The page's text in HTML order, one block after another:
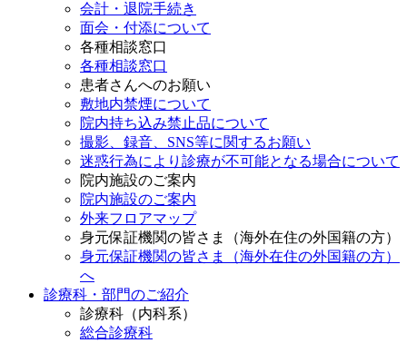
会計・退院手続き
面会・付添について
各種相談窓口
各種相談窓口
患者さんへのお願い
敷地内禁煙について
院内持ち込み禁止品について
撮影、録音、SNS等に関するお願い
迷惑行為により診療が不可能となる場合について
院内施設のご案内
院内施設のご案内
外来フロアマップ
身元保証機関の皆さま（海外在住の外国籍の方）
身元保証機関の皆さま（海外在住の外国籍の方）
へ
診療科・部門のご紹介
診療科（内科系）
総合診療科